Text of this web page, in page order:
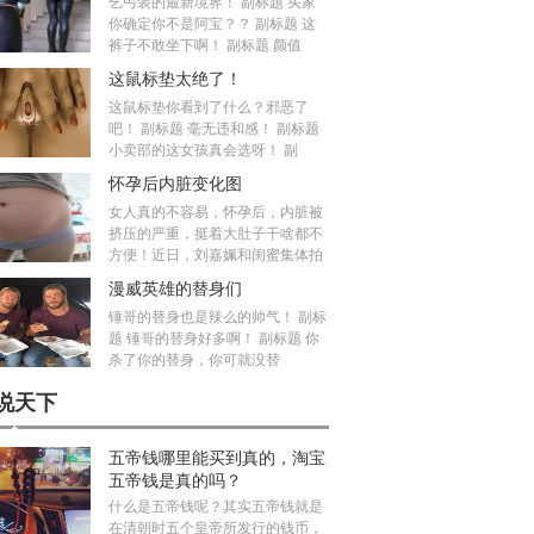
你确定你不是阿宝？？ 副标题 这
裤子不敢坐下啊！ 副标题 颜值
这鼠标垫太绝了！
这鼠标垫你看到了什么？邪恶了
吧！ 副标题 毫无违和感！ 副标题
小卖部的这女孩真会选呀！ 副
怀孕后内脏变化图
女人真的不容易，怀孕后，内脏被
挤压的严重，挺着大肚子干啥都不
方便！近日，刘嘉姵和闺蜜集体拍
漫威英雄的替身们
锤哥的替身也是辣么的帅气！ 副标
题 锤哥的替身好多啊！ 副标题 你
杀了你的替身，你可就没替
天下
五帝钱哪里能买到真的，淘宝
五帝钱是真的吗？
什么是五帝钱呢？其实五帝钱就是
在清朝时五个皇帝所发行的钱币，